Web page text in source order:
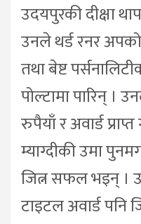
उदयपुरकी दीक्षा
उनले थर्ड रनर
तथा बेष्ट
पोल्टामा पारिन् ।
रुपैयाँ र अवार्ड
म्याग्दीकी उमा
जित्न सफल भइन् ।
टाइटल अवार्ड पनि